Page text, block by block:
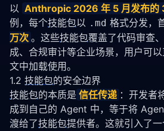
以 Anthropic 2026 年 5 月发布的
例，每个技能包以 .md 格式分发，
万次 。这些技能包覆盖了代码审查
成、合规审计等企业场景，用户可
文中加载使用。
1.2 技能包的安全边界
技能包的本质是 信任传递 ：开发者
成到自己的 Agent 中，等于将
渡给了技能包提供者。这就引入了